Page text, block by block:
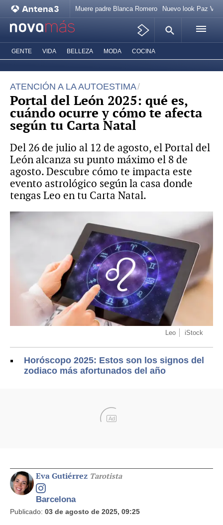
Muere padre Blanca Romero Nuevo look Paz
GENTE VIDA BELLEZA MODA COCINA
ATENCIÓN A LA AUTOESTIMA
Portal del León 2025: qué es,
cuándo ocurre y cómo te afecta
según tu Carta Natal
Del 26 de julio al 12 de agosto, el Portal del
León alcanza su punto máximo el 8 de
agosto. Descubre cómo te impacta este
evento astrológico según la casa donde
tengas Leo en tu Carta Natal.
Leo iStock
Horóscopo 2025: Estos son los signos del
zodiaco más afortunados del año
Ad
Eva Gutiérrez Tarotista
Barcelona
Publicado: 03 de agosto de 2025, 09:25